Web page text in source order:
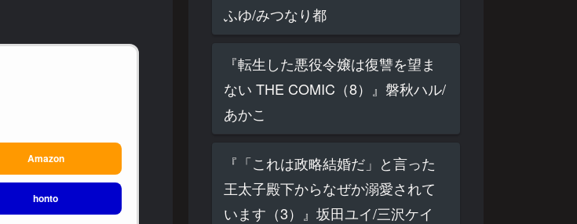
Amazon
honto
ふゆ/みつなり都
『転生した悪役令嬢は復讐を望ま
ない THE COMIC（8）』磐秋ハル/
あかこ
『「これは政略結婚だ」と言った
王太子殿下からなぜか溺愛されて
います（3）』坂田ユイ/三沢ケイ